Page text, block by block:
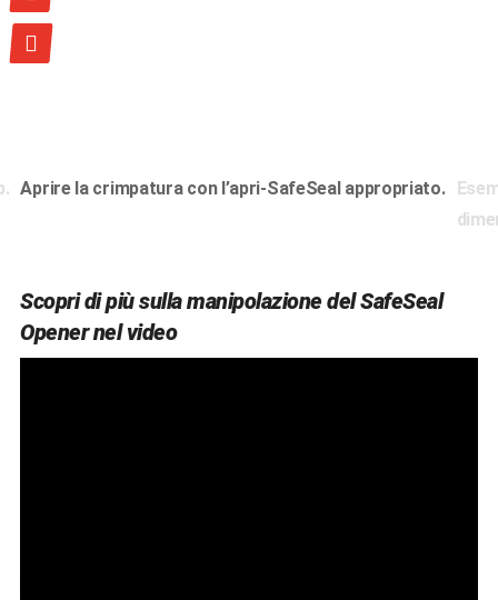
Aprire la crimpatura con l’apri-SafeSeal appropriato.
Scopri di più sulla manipolazione del SafeSeal
Opener nel video